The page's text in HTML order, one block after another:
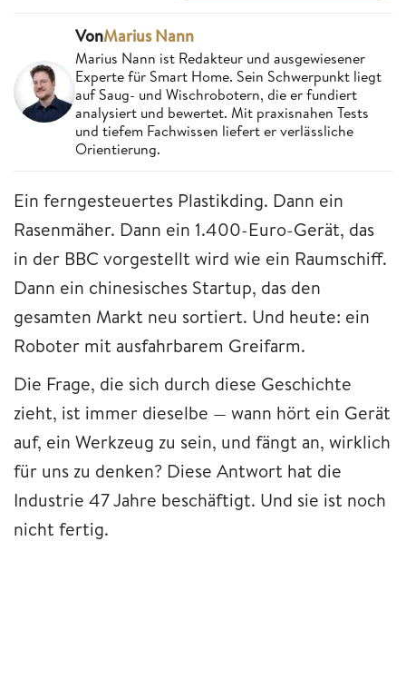
VonMarius Nann
Marius Nann ist Redakteur und ausgewiesener
Experte für Smart Home. Sein Schwerpunkt liegt
auf Saug- und Wischrobotern, die er fundiert
analysiert und bewertet. Mit praxisnahen Tests
und tiefem Fachwissen liefert er verlässliche
Orientierung.
Ein ferngesteuertes Plastikding. Dann ein
Rasenmäher. Dann ein 1.400-Euro-Gerät, das
in der BBC vorgestellt wird wie ein Raumschiff.
Dann ein chinesisches Startup, das den
gesamten Markt neu sortiert. Und heute: ein
Roboter mit ausfahrbarem Greifarm.
Die Frage, die sich durch diese Geschichte
zieht, ist immer dieselbe — wann hört ein Gerät
auf, ein Werkzeug zu sein, und fängt an, wirklich
für uns zu denken? Diese Antwort hat die
Industrie 47 Jahre beschäftigt. Und sie ist noch
nicht fertig.